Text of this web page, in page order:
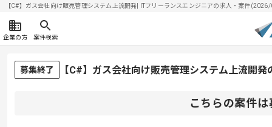
【C#】ガス会社向け販売管理システム上流開発| ITフリーランスエンジニアの求人・案件
企業の方 案件検索
募集終了 【C#】ガス会社向け販売管理システム上流開
こちらの案件